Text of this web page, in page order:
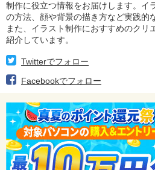
制作に役立つ情報をお届けします。イ
の方法、顔や背景の描き方など実践的
また、イラスト制作におすすめのクリ
紹介しています。
Twitterでフォロー
Facebookでフォロー